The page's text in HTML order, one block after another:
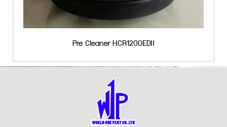
Pre Cleaner HCR1200EDII